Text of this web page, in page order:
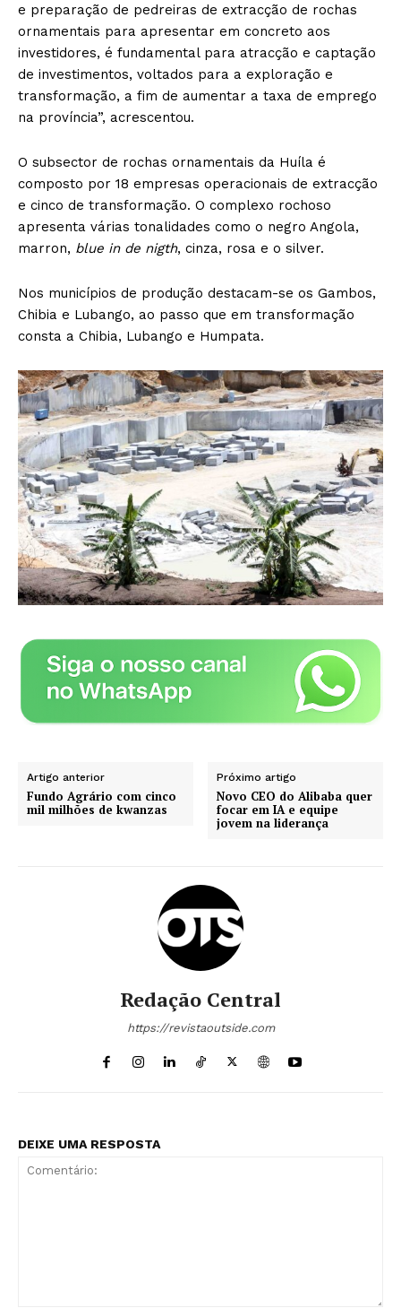
e preparação de pedreiras de extracção de rochas
ornamentais para apresentar em concreto aos
investidores, é fundamental para atracção e captação
de investimentos, voltados para a exploração e
transformação, a fim de aumentar a taxa de emprego
na província”, acrescentou.
O subsector de rochas ornamentais da Huíla é
composto por 18 empresas operacionais de extracção
e cinco de transformação. O complexo rochoso
apresenta várias tonalidades como o negro Angola,
marron, blue in de nigth, cinza, rosa e o silver.
Nos municípios de produção destacam-se os Gambos,
Chibia e Lubango, ao passo que em transformação
consta a Chibia, Lubango e Humpata.
Artigo anterior
Fundo Agrário com cinco
mil milhões de kwanzas
Próximo artigo
Novo CEO do Alibaba quer
focar em IA e equipe
jovem na liderança
Redação Central
https://revistaoutside.com
DEIXE UMA RESPOSTA